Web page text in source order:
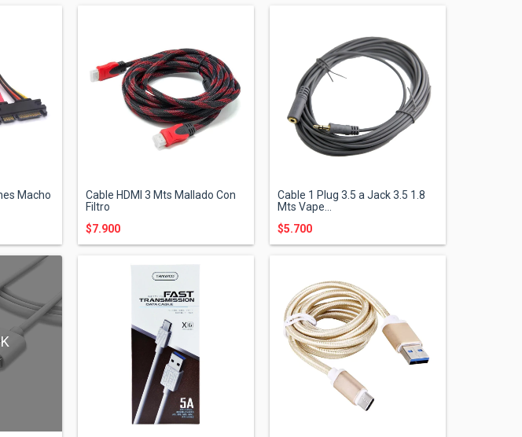
Macho
Cable HDMI 3 Mts Mallado Con
Filtro
$7.900
Cable 1 Plug 3.5 a Jack 3.5 1.8
Mts Vape...
$5.700